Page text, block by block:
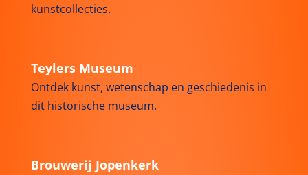
kunstcollecties.
Teylers Museum
Ontdek kunst, wetenschap en geschiedenis in
dit historische museum.
Brouwerij Jopenkerk